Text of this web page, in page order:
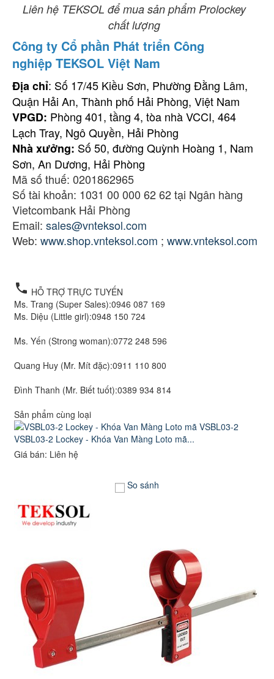
Liên hệ TEKSOL để mua sản phẩm Prolockey
chất lượng
Công ty Cổ phần Phát triển Công
nghiệp TEKSOL Việt Nam
Địa chỉ: Số 17/45 Kiều Sơn, Phường Đằng Lâm,
Quận Hải An, Thành phố Hải Phòng, Việt Nam
VPGD: Phòng 401, tầng 4, tòa nhà VCCI, 464
Lạch Tray, Ngô Quyền, Hải Phòng
Nhà xưởng: Số 50, đường Quỳnh Hoàng 1, Nam
Sơn, An Dương, Hải Phòng
Mã số thuế: 0201862965
Số tài khoản: 1031 00 000 62 62 tại Ngân hàng
Vietcombank Hải Phòng
Email: sales@vnteksol.com
Web: www.shop.vnteksol.com ; www.vnteksol.com
local_phone HỖ TRỢ TRỰC TUYẾN
Ms. Trang (Super Sales):0946 087 169
Ms. Diệu (Little girl):0948 150 724
Ms. Yến (Strong woman):0772 248 596
Quang Huy (Mr. Mít đặc):0911 110 800
Đình Thanh (Mr. Biết tuốt):0389 934 814
Sản phẩm cùng loại
VSBL03-2 Lockey - Khóa Van Màng Loto mã...
Giá bán: Liên hệ
So sánh